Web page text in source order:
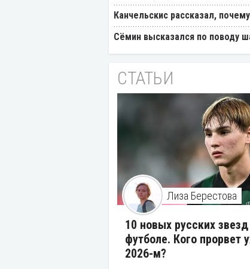
Канчельскис рассказал,
Cёмин высказался по поводу
СТАТЬИ
Лиза Берестова
10 новых русских
футболе. Кого прорвет
2026-м?